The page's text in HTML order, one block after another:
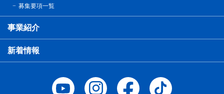
募集要項一覧
事業紹介
新着情報